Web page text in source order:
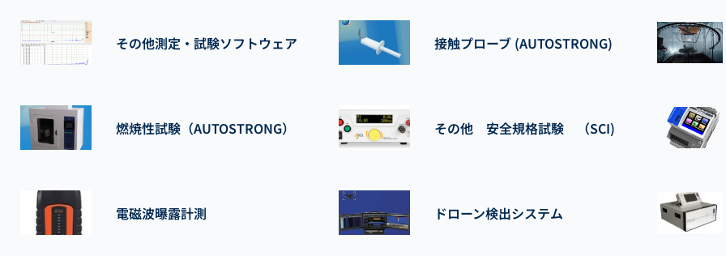
その他測定・試験ソフトウェア 接触プローブ (AUTOSTRONG)
燃焼性試験（AUTOSTRONG） その他 安全規格試験 （SCI)
電磁波曝露計測 ドローン検出システム